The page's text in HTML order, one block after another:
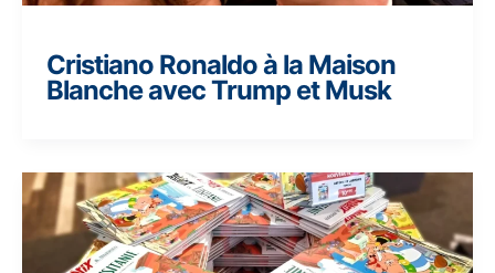
Cristiano Ronaldo à la Maison
Blanche avec Trump et Musk